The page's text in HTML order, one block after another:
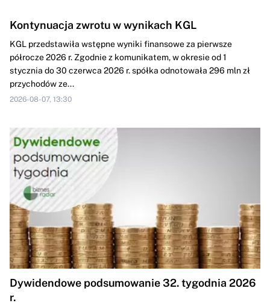
Kontynuacja zwrotu w wynikach KGL
KGL przedstawiła wstępne wyniki finansowe za pierwsze
półrocze 2026 r. Zgodnie z komunikatem, w okresie od 1
stycznia do 30 czerwca 2026 r. spółka odnotowała 296 mln zł
przychodów ze...
2026-08-07, 13:30
Dywidendowe podsumowanie 32. tygodnia 2026
r.